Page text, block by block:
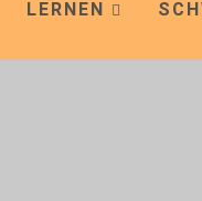
LERNEN